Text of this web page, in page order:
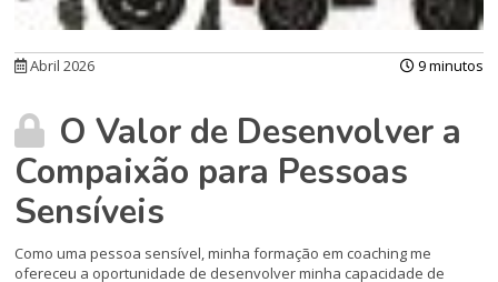
Abril 2026 9 minutos
O Valor de Desenvolver a
Compaixão para Pessoas
Sensíveis
Como uma pessoa sensível, minha formação em coaching me
ofereceu a oportunidade de desenvolver minha capacidade de